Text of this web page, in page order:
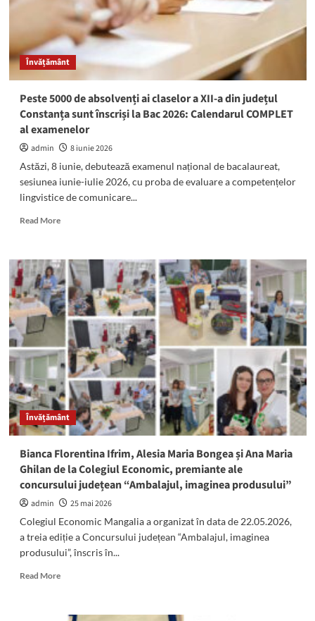
Învățământ
Peste 5000 de absolvenți ai claselor a XII-a din județul
Constanța sunt înscriși la Bac 2026: Calendarul COMPLET
al examenelor
admin
8 iunie 2026
Astăzi, 8 iunie, debutează examenul național de bacalaureat,
sesiunea iunie-iulie 2026, cu proba de evaluare a competențelor
lingvistice de comunicare...
Read MoreRead
Peste
5000
de
absolvenți
ai
claselor
XII-
a
din
județul
Constanța
sunt
înscriși
Bac
2026:
Calendarul
COMPLET
examenelor
Învățământ
Bianca Florentina Ifrim, Alesia Maria Bongea și Ana Maria
Ghilan de la Colegiul Economic, premiante ale
concursului județean “Ambalajul, imaginea produsului”
admin
25 mai 2026
Colegiul Economic Mangalia a organizat în data de 22.05.2026,
a treia ediție a Concursului județean “Ambalajul, imaginea
produsului”, înscris în...
Read MoreRead
Bianca